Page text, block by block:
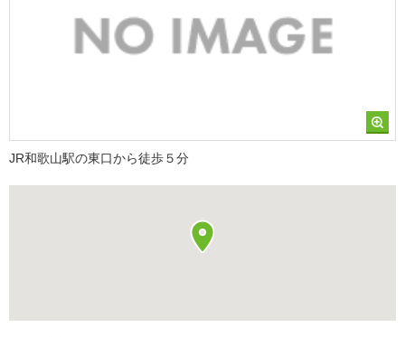
JR和歌山駅の東口から徒歩５分